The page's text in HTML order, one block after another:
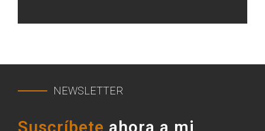
NEWSLETTER
Suscríbete ahora a mi